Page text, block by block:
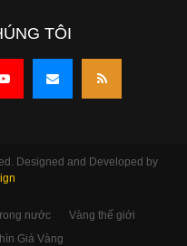
TÔI
Designed and Developed by
nước
Vàng thế giới
Giá Vàng